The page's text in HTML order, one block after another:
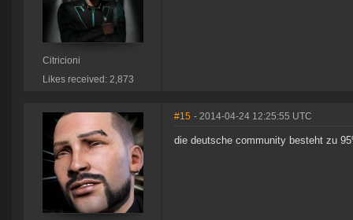
Citricioni
Likes received: 2,873
#15 - 2014-04-24 12:25:55 UTC
die deutsche community besteht zu